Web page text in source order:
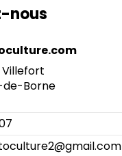
nous
de-Borne